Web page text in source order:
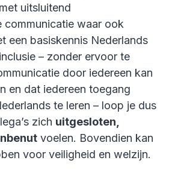
uitsluitend
communicatie waar ook
een basiskennis Nederlands
– zonder ervoor te
door iedereen kan
en dat iedereen toegang
te leren – loop je dus
zich uitgesloten,
voelen. Bovendien kan
voor veiligheid en welzijn.